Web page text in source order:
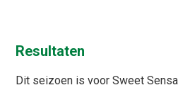
Resultaten
Dit seizoen is voor Sweet